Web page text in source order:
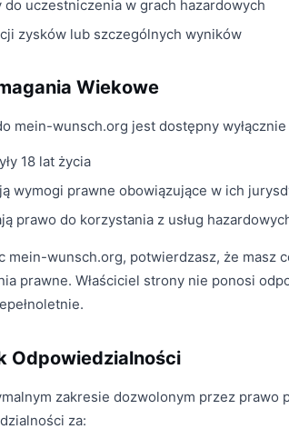
do uczestniczenia w grach hazardowych
zysków lub szczególnych wyników
Wiekowe
mein-wunsch.org jest dostępny
18 lat życia
wymogi prawne obowiązujące w ich
prawo do korzystania z usług
mein-wunsch.org, potwierdzasz, że masz
prawne. Właściciel strony nie ponosi
Odpowiedzialności
zakresie dozwolonym przez
za: